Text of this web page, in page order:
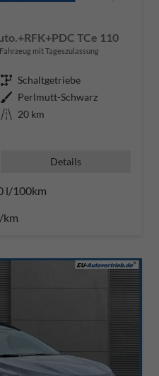
TCe 110
Fahrzeug mit Tageszulassung
Getriebe Schaltgetriebe
Außenfarbe Perlmutt-Schwarz
Kilometerstand 20 km
Details
l/100km
km